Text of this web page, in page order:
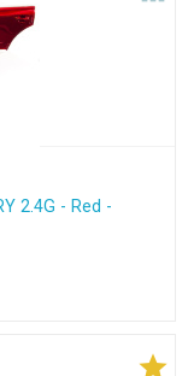
2.4G - Red -
